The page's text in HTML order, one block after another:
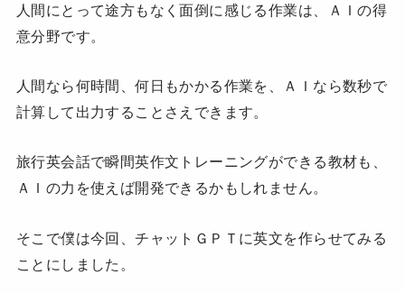
人間にとって途方もなく面倒に感じる作業は、ＡＩの得
意分野です。
人間なら何時間、何日もかかる作業を、ＡＩなら数秒で
計算して出力することさえできます。
旅行英会話で瞬間英作文トレーニングができる教材も、
ＡＩの力を使えば開発できるかもしれません。
そこで僕は今回、チャットＧＰＴに英文を作らせてみる
ことにしました。